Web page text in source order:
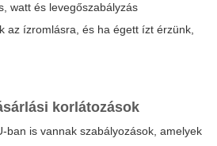
watt és levegőszabályzás
az ízromlásra, és ha égett ízt érzünk,
korlátozások
ban is vannak szabályozások, amelyek